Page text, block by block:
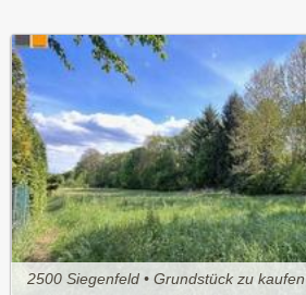
2500 Siegenfeld • Grundstück zu kaufen